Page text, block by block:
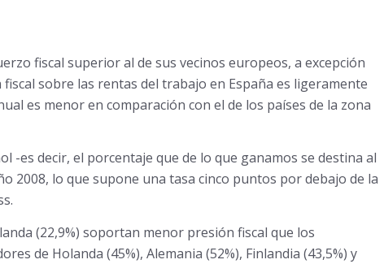
fiscal superior al de sus vecinos europeos, a excepción
sobre las rentas del trabajo en España es ligeramente
es menor en comparación con el de los países de la zona
-es decir, el porcentaje que de lo que ganamos se destina al
2008, lo que supone una tasa cinco puntos por debajo de la
(22,9%) soportan menor presión fiscal que los
de Holanda (45%), Alemania (52%), Finlandia (43,5%) y